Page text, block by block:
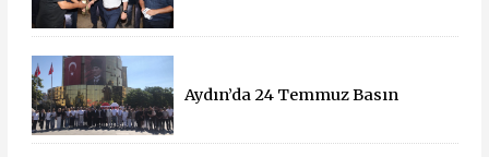
Aydın’da 24 Temmuz Basın